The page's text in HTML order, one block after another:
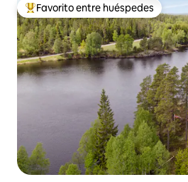
Favorito entre huéspedes preferido
Favorito entre huéspedes